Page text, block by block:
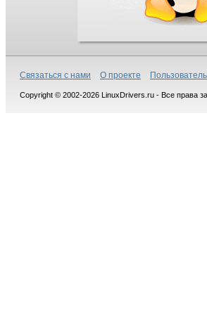
Связаться с нами О проекте
Copyright © 2002-2026 LinuxDrivers.ru - Все права